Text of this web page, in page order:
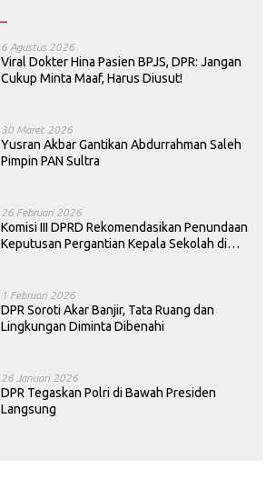
6 Agustus 2026
Viral Dokter Hina Pasien BPJS, DPR: Jangan
Cukup Minta Maaf, Harus Diusut!
30 Maret 2026
Yusran Akbar Gantikan Abdurrahman Saleh
Pimpin PAN Sultra
26 Februari 2026
Komisi III DPRD Rekomendasikan Penundaan
Keputusan Pergantian Kepala Sekolah di
1 Februari 2026
DPR Soroti Akar Banjir, Tata Ruang dan
Lingkungan Diminta Dibenahi
26 Januari 2026
DPR Tegaskan Polri di Bawah Presiden
Langsung